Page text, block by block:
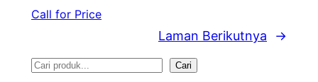
Call for Price
Laman Berikutnya →
S
Cari